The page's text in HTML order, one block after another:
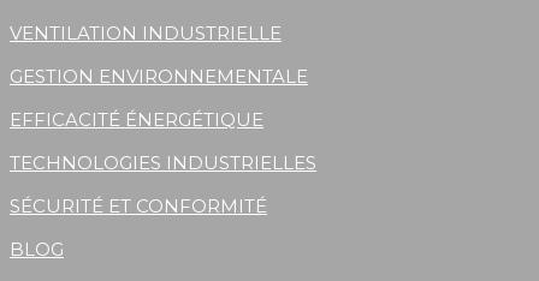
VENTILATION INDUSTRIELLE
GESTION ENVIRONNEMENTALE
EFFICACITÉ ÉNERGÉTIQUE
TECHNOLOGIES INDUSTRIELLES
SÉCURITÉ ET CONFORMITÉ
BLOG